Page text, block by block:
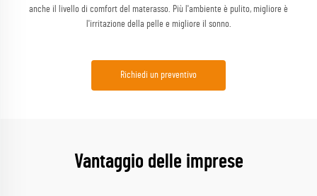
anche il livello di comfort del materasso. Più l'ambiente è pulito, migliore è
l'irritazione della pelle e migliore il sonno.
Richiedi un preventivo
Vantaggio delle imprese